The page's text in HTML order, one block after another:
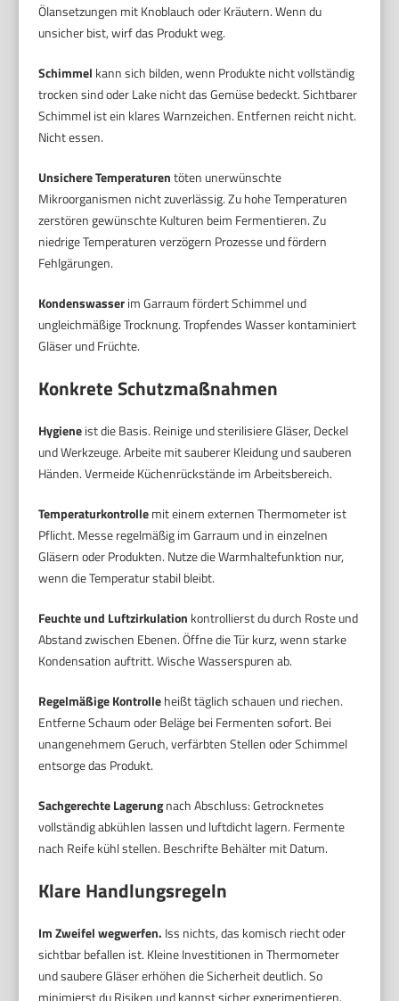
Ölansetzungen mit Knoblauch oder Kräutern. Wenn du
unsicher bist, wirf das Produkt weg.
Schimmel kann sich bilden, wenn Produkte nicht vollständig
trocken sind oder Lake nicht das Gemüse bedeckt. Sichtbarer
Schimmel ist ein klares Warnzeichen. Entfernen reicht nicht.
Nicht essen.
Unsichere Temperaturentöten unerwünschte
Mikroorganismen nicht zuverlässig. Zu hohe Temperaturen
zerstören gewünschte Kulturen beim Fermentieren. Zu
niedrige Temperaturen verzögern Prozesse und fördern
Fehlgärungen.
Kondenswasserim Garraum fördert Schimmel und
ungleichmäßige Trocknung. Tropfendes Wasser kontaminiert
Gläser und Früchte.
Konkrete Schutzmaßnahmen
Hygieneist die Basis. Reinige und sterilisiere Gläser, Deckel
und Werkzeuge. Arbeite mit sauberer Kleidung und sauberen
Händen. Vermeide Küchenrückstände im Arbeitsbereich.
Temperaturkontrollemit einem externen Thermometer ist
Pflicht. Messe regelmäßig im Garraum und in einzelnen
Gläsern oder Produkten. Nutze die Warmhaltefunktion nur,
wenn die Temperatur stabil bleibt.
Feuchte und Luftzirkulation kontrollierst du durch Roste und
Abstand zwischen Ebenen. Öffne die Tür kurz, wenn starke
Kondensation auftritt. Wische Wasserspuren ab.
Regelmäßige Kontrolleheißt täglich schauen und riechen.
Entferne Schaum oder Beläge bei Fermenten sofort. Bei
unangenehmem Geruch, verfärbten Stellen oder Schimmel
entsorge das Produkt.
Sachgerechte Lagerungnach Abschluss: Getrocknetes
vollständig abkühlen lassen und luftdicht lagern. Fermente
nach Reife kühl stellen. Beschrifte Behälter mit Datum.
Klare Handlungsregeln
Im Zweifel wegwerfen. Iss nichts, das komisch riecht oder
sichtbar befallen ist. Kleine Investitionen in Thermometer
und saubere Gläser erhöhen die Sicherheit deutlich. So
minimierst du Risiken und kannst sicher experimentieren.